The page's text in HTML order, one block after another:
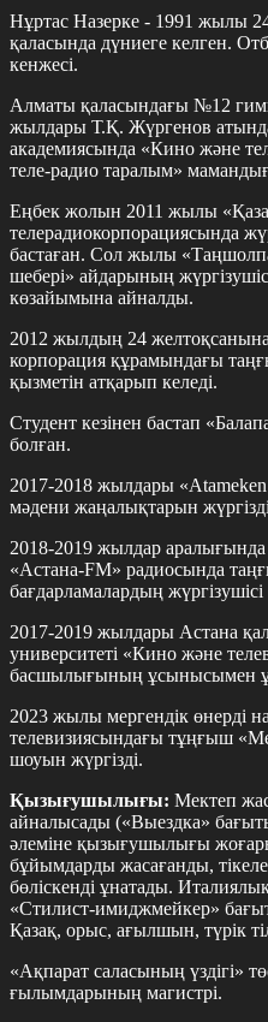
Нұртас Назерке - 1991 жылы
қаласында дүниеге келген.
кенжесі.
Алматы қаласындағы №12
жылдары Т.Қ. Жүргенов
академиясында «Кино және
теле-радио таралым»
Еңбек жолын 2011 жылы
телерадиокорпорациясында
бастаған. Сол жылы
шебері» айдарының
көзайымына айналды.
2012 жылдың 24
корпорация құрамындағы
қызметін атқарып келеді.
Студент кезінен бастап
болған.
2017-2018 жылдары
мәдени жаңалықтарын
2018-2019 жылдар
«Астана-FM» радиосында
бағдарламалардың
2017-2019 жылдары Астана
университеті «Кино және
басшылығының ұсынысымен
2023 жылы мергендік өнерді
телевизиясындағы тұңғыш
шоуын жүргізді.
Қызығушылығы: Мектеп
айналысады («Выездка»
әлеміне қызығушылығы
бұйымдарды жасағанды,
бөліскенді ұнатады.
«Стилист-имиджмейкер»
Қазақ, орыс, ағылшын, түрік
«Ақпарат саласының үздігі»
ғылымдарының магистрі.